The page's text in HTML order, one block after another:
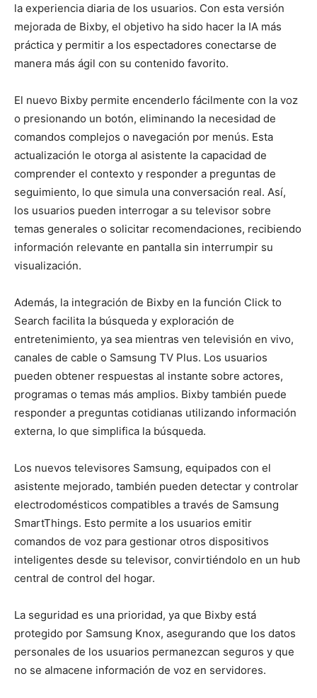
la experiencia diaria de los usuarios. Con esta versión
mejorada de Bixby, el objetivo ha sido hacer la IA más
práctica y permitir a los espectadores conectarse de
manera más ágil con su contenido favorito.
El nuevo Bixby permite encenderlo fácilmente con la voz
o presionando un botón, eliminando la necesidad de
comandos complejos o navegación por menús. Esta
actualización le otorga al asistente la capacidad de
comprender el contexto y responder a preguntas de
seguimiento, lo que simula una conversación real. Así,
los usuarios pueden interrogar a su televisor sobre
temas generales o solicitar recomendaciones, recibiendo
información relevante en pantalla sin interrumpir su
visualización.
Además, la integración de Bixby en la función Click to
Search facilita la búsqueda y exploración de
entretenimiento, ya sea mientras ven televisión en vivo,
canales de cable o Samsung TV Plus. Los usuarios
pueden obtener respuestas al instante sobre actores,
programas o temas más amplios. Bixby también puede
responder a preguntas cotidianas utilizando información
externa, lo que simplifica la búsqueda.
Los nuevos televisores Samsung, equipados con el
asistente mejorado, también pueden detectar y controlar
electrodomésticos compatibles a través de Samsung
SmartThings. Esto permite a los usuarios emitir
comandos de voz para gestionar otros dispositivos
inteligentes desde su televisor, convirtiéndolo en un hub
central de control del hogar.
La seguridad es una prioridad, ya que Bixby está
protegido por Samsung Knox, asegurando que los datos
personales de los usuarios permanezcan seguros y que
no se almacene información de voz en servidores.